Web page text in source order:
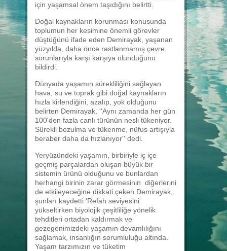
için yaşamsal önem taşıdığını belirtti.
Doğal kaynakların korunması konusunda
toplumun her kesimine önemli görevler
düştüğünü ifade eden Demirayak, yaşanan
yüzyılda, daha önce rastlanmamış çevre
sorunlarıyla karşı karşıya olunduğunu
bildirdi.
Dünyada yaşamın sürekliliğini sağlayan
hava, su ve toprak gibi doğal kaynakların
hızla kirlendiğini, azalıp, yok olduğunu
belirten Demirayak, ''Aynı zamanda her gün
100'den fazla canlı türünün nesli tükeniyor.
Sürekli bozulma ve tükenme, nüfus artışıyla
beraber daha da hızlanıyor'' dedi.
Yeryüzündeki yaşamın, birbiriyle iç içe
geçmiş parçalardan oluşan büyük bir
sistemin ürünü olduğunu ve bunlardan
herhangi birinin zarar görmesinin diğerlerini
de etkileyeceğine dikkati çeken Demirayak,
şunları kaydetti:'Refah seviyesini
yükseltirken biyolojik çeşitliliğe yönelik
tehditleri ortadan kaldırmak ve
gezegenimizdeki yaşamın devamlılığını
sağlamak, insanlığın sorumluluğu altında.
Yaşam tarzımızın ve tüketim